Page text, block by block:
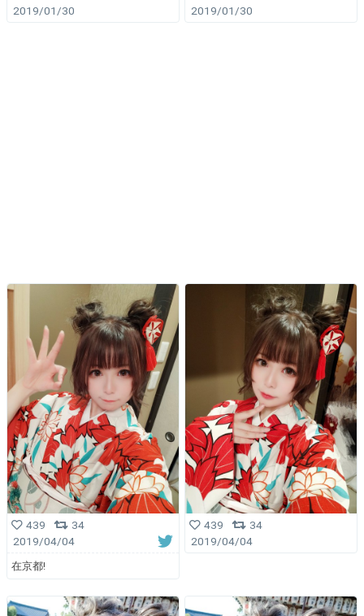
2019/01/30
2019/01/30
439
34
2019/04/04
在京都!
439
34
2019/04/04